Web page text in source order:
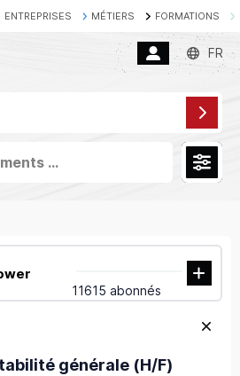
ENTREPRISES MÉTIERS FORMATIONS
FR
...
11615 abonnés
générale (H/F)